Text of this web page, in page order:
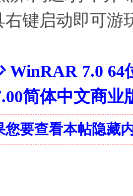
右键启动即可游
WinRAR 7.0 64
简体中文商业
您要查看本帖隐藏